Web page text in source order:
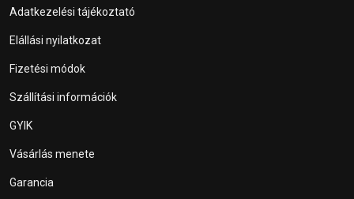
Adatkezelési tájékoztató
Elállási nyilatkozat
Fizetési módok
Szállítási információk
GYIK
Vásárlás menete
Garancia